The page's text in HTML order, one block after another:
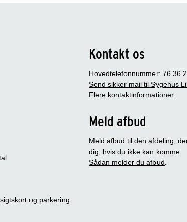
og parkering
Kontakt os
Hovedtelefonnummer: 76 36
Send sikker mail til Sygehus
Flere kontaktinformationer
Meld afbud
Meld afbud til den afdeling,
dig, hvis du ikke kan komme.
Sådan melder du afbud